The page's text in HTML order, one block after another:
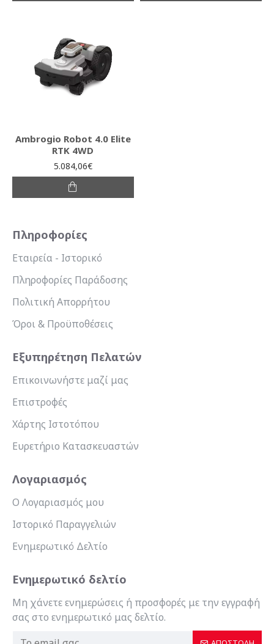
Ambrogio Robot 4.0 Elite
RTK 4WD
5.084,06€
Πληροφορίες
Εταιρεία - Ιστορικό
Πληροφορίες Παράδοσης
Πολιτική Απορρήτου
Όροι & Προϋποθέσεις
Εξυπηρέτηση Πελατών
Επικοινωνήστε μαζί μας
Επιστροφές
Χάρτης Ιστοτόπου
Ευρετήριο Κατασκευαστών
Λογαριασμός
Ο Λογαριασμός μου
Ιστορικό Παραγγελιών
Ενημερωτικό Δελτίο
Ενημερωτικό δελτίο
Μη χάνετε ενημερώσεις ή προσφορές με την εγγραφή
σας στο ενημερωτικό μας δελτίο.